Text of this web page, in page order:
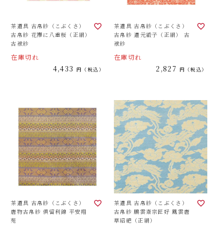
茶道具 古帛紗（こぶくさ）
古帛紗 花襷に八重桜（正絹）
古袱紗
在庫切れ
4,433 税込
茶道具 古帛紗（こぶくさ）
古帛紗 道元緞子（正絹） 古
袱紗
在庫切れ
2,827 税込
茶道具 古帛紗（こぶくさ）
唐物古帛紗 倶留利錦 平安翔
苑
茶道具 古帛紗（こぶくさ）
古帛紗 鵬雲斎宗匠好 鳳雲唐
草紹紦（正絹）